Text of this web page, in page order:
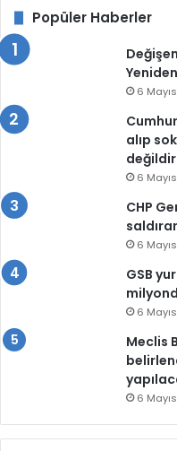
Popüler Haberler
6
alıp
değildir
6
CHP
6
GSB
6
Meclis
6